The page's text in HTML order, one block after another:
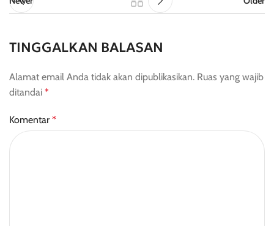
TINGGALKAN BALASAN
Alamat email Anda tidak akan dipublikasikan. Ruas yang wajib
ditandai *
Komentar *